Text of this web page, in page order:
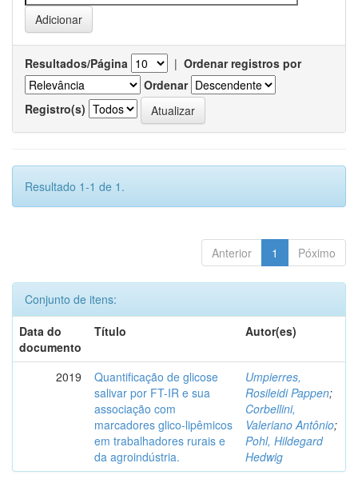
Resultados/Página | Ordenar registros por
Ordenar
Registro(s)
Resultado 1-1 de 1.
Anterior 1 Póximo
Conjunto de itens:
Data do
documento
Título Autor(es)
2019
Quantificação de glicose
salivar por FT-IR e sua
associação com
marcadores glico-lipêmicos
em trabalhadores rurais e
da agroindústria.
Umpierres,
Rosileidi Pappen;
Corbellini,
Valeriano Antônio;
Pohl, Hildegard
Hedwig